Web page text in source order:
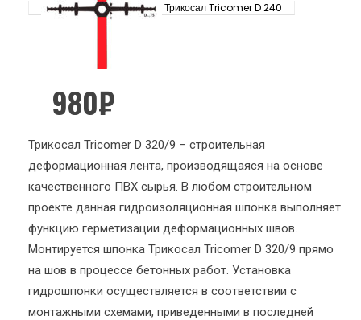
Трикосал Tricomer D 240
980₽
Трикосал Tricomer D 320/9 – строительная
деформационная лента, производящаяся на основе
качественного ПВХ сырья. В любом строительном
проекте данная гидроизоляционная шпонка выполняет
функцию герметизации деформационных швов.
Монтируется шпонка Трикосал Tricomer D 320/9 прямо
на шов в процессе бетонных работ. Установка
гидрошпонки осуществляется в соответствии с
монтажными схемами, приведенными в последней